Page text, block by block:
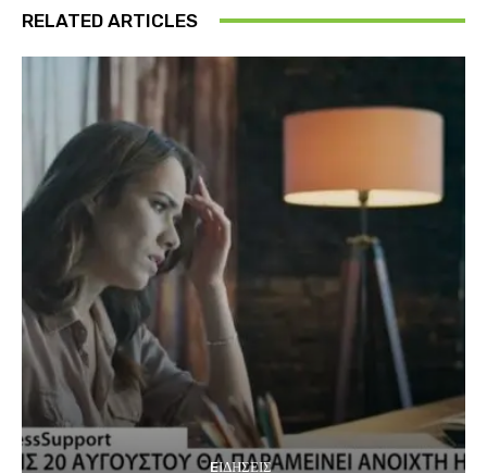
RELATED ARTICLES
EΙΔΗΣΕΙΣ